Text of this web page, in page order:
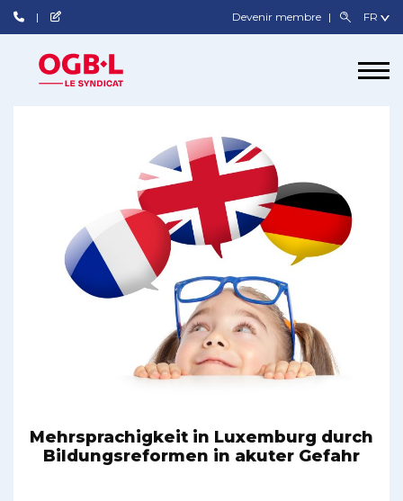
Devenir membre
Mehrsprachigkeit in Luxemburg durch
Bildungsreformen in akuter Gefahr